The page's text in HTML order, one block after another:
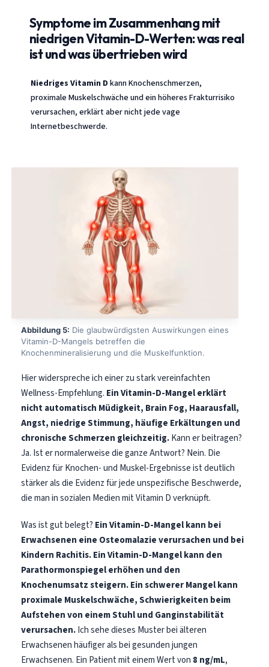
Symptome im Zusammenhang mit
niedrigen Vitamin-D-Werten: was real
ist und was übertrieben wird
Niedriges Vitamin D kann Knochenschmerzen,
proximale Muskelschwäche und ein höheres Frakturrisiko
verursachen, erklärt aber nicht jede vage
Internetbeschwerde.
Abbildung 5: Die glaubwürdigsten Auswirkungen eines
Vitamin-D-Mangels betreffen die
Knochenmineralisierung und die Muskelfunktion.
Hier widerspreche ich einer zu stark vereinfachten
Wellness-Empfehlung. Ein Vitamin-D-Mangel erklärt
nicht automatisch Müdigkeit, Brain Fog, Haarausfall,
Angst, niedrige Stimmung, häufige Erkältungen und
chronische Schmerzen gleichzeitig.Kann er beitragen?
Ja. Ist er normalerweise die ganze Antwort? Nein. Die
Evidenz für Knochen- und Muskel-Ergebnisse ist deutlich
stärker als die Evidenz für jede unspezifische Beschwerde,
die man in sozialen Medien mit Vitamin D verknüpft.
Was ist gut belegt? Ein Vitamin-D-Mangel kann bei
Erwachsenen eine Osteomalazie verursachen und bei
Kindern Rachitis.Ein Vitamin-D-Mangel kann den
Parathormonspiegel erhöhen und den
Knochenumsatz steigern.Ein schwerer Mangel kann
proximale Muskelschwäche, Schwierigkeiten beim
Aufstehen von einem Stuhl und Ganginstabilität
verursachen.Ich sehe dieses Muster bei älteren
Erwachsenen häufiger als bei gesunden jungen
Erwachsenen. Ein Patient mit einem Wert von 8 ng/mL,
ئۇيغۇرچە
Кыргызча
Татар теле
Беларуская мова
Esperanto
Frysk
Ślōnskŏ gŏdka